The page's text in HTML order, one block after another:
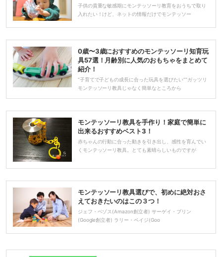
子供の貴重な敏感期にモンテッソーリ教育をおうちで取り
入れたい！けど、ネットの情報だけでモンテッソー
0歳〜3歳におすすめのモンテッソーリ知育玩
具57選！月齢別に人気のおもちゃをまとめて
紹介！
“子育てで子どもの成長に合った玩具を選びたい”“ガッツリ
モンテッソーリ教具じゃなく簡単なところから
モンテッソーリ教具を手作り！家庭で簡単に
出来るおすすめベスト3！
赤ちゃんの行動に合った動きを引き出し、感性を育んでい
くモンテッソーリ教具。とても素晴らしいものですが
モンテッソーリ教具選びで、初めに絶対おさ
えておきたいのはこの３つ！
ジェフ・ベゾス(Amazon創立者) サーゲイ・ブリン
(Google創立者) ラリー・ペイジ(Goo